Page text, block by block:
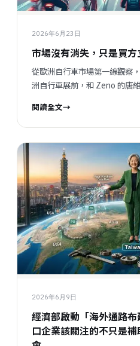
2026年6月23日
市場沒有消失，只是買
從歐洲自行車市場第一線觀察
洲自行車展前，和 Zeno 的唐
於它提供了一份完整的市場報
動。當企業真正走進市場，與
就會看到很多坐在辦公室裡很
中，我們逐漸凝聚出幾個值得
有需求，而是需求的優先順序
與價格，而是更在意供應方式
路不是單純被競爭，而是正在
供應商如果仍然只用過去那套
面對市場，就很容易錯過正在
發生在自行車產業。自行車只
現場樣本。 一、市場沒有消
從歐洲市場第一線看到的第一
過去那麼熱，但維修與持續使
分市場現場可以看到排隊等待
先順序正在重新安排。自行車
閱讀全文→
2026年6月9日
經濟部啟動「海外通路
口企業該關注的不只是